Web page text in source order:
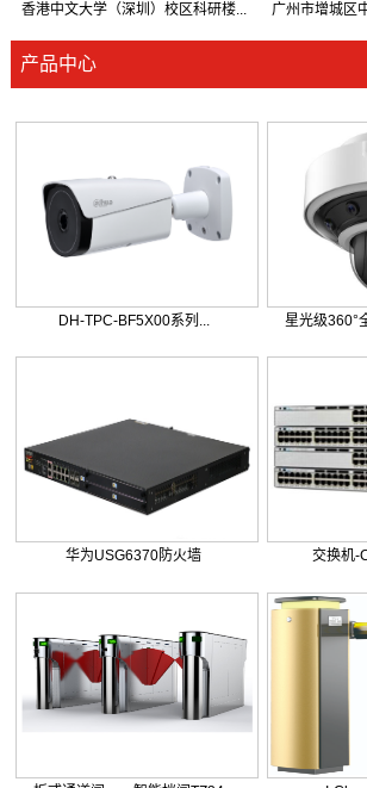
香港中文大学（深圳）校区科研楼... 广州市增城区
产品中心
DH-TPC-BF5X00系列... 星光级360°
华为USG6370防火墙 交换机-